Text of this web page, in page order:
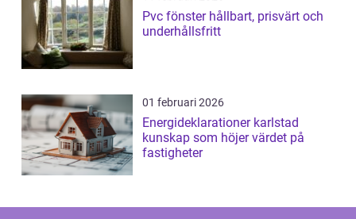
Pvc fönster hållbart, prisvärt och
underhållsfritt
01 februari 2026
Energideklarationer karlstad
kunskap som höjer värdet på
fastigheter